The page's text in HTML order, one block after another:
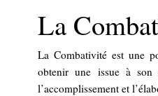
La
La Combativité est une
obtenir une issue à son
l’accomplissement et